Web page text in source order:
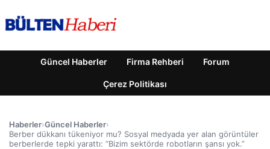
Güncel Haberler Firma Rehberi Forum
Çerez Politikası
Haberler›Güncel Haberler›
Berber dükkanı tükeniyor mu? Sosyal medyada yer alan görüntüler
berberlerde tepki yarattı: “Bizim sektörde robotların şansı yok.”